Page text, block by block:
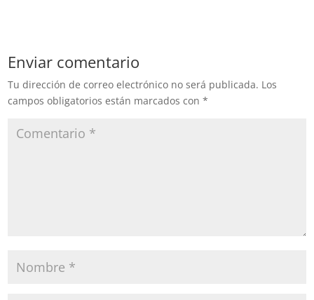
Enviar comentario
Tu dirección de correo electrónico no será publicada. Los
campos obligatorios están marcados con*